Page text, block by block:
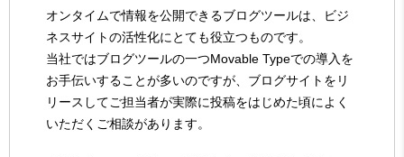
オンタイムで情報を公開できるブログツールは、ビジ
ネスサイトの活性化にとても役立つものです。
当社ではブログツールの一つMovable Typeでの導入を
お手伝いすることが多いのですが、ブログサイトをリ
リースしてご担当者が実際に投稿をはじめた頃によく
いただくご相談があります。